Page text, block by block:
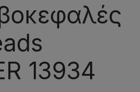
13934